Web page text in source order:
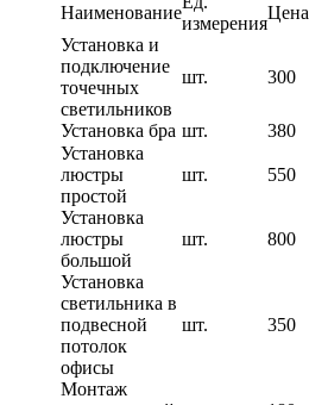
Наименование
измерения
Цена
Установка и
подключение
точечных
светильников
шт. 300
Установка бра шт.
380
Установка
люстры
простой
шт. 550
Установка
люстры
большой
шт. 800
Установка
светильника в
подвесной
потолок
офисы
шт. 350
Монтаж